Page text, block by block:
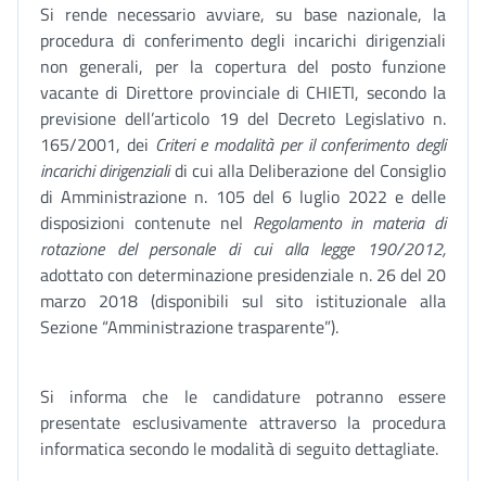
Si rende necessario avviare, su base nazionale, la
procedura di conferimento degli incarichi dirigenziali
non generali, per la copertura del posto funzione
vacante di Direttore provinciale di CHIETI, secondo la
previsione dell’articolo 19 del Decreto Legislativo n.
165/2001, dei Criteri e modalità per il conferimento degli
incarichi dirigenzialidi cui alla Deliberazione del Consiglio
di Amministrazione n. 105 del 6 luglio 2022 e delle
disposizioni contenute nel Regolamento in materia di
rotazione del personale di cui alla legge 190/2012,
adottato con determinazione presidenziale n. 26 del 20
marzo 2018 (disponibili sul sito istituzionale alla
Sezione “Amministrazione trasparente”).
Si informa che le candidature potranno essere
presentate esclusivamente attraverso la procedura
informatica secondo le modalità di seguito dettagliate.